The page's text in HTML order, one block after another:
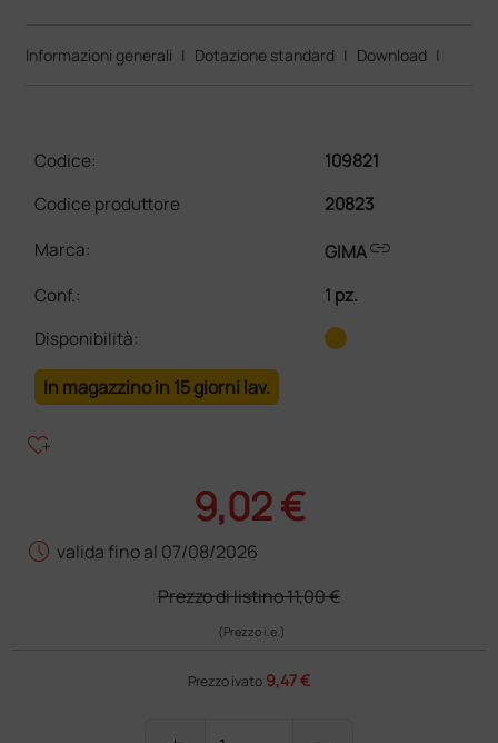
Informazioni generali | Dotazione standard | Download |
Codice:
109821
Codice produttore
20823
Marca:
GIMAlink
Conf.:
1 pz.
Disponibilità:
In magazzino in 15 giorni lav.
heart_plus
9,02 €
schedule valida fino al 07/08/2026
Prezzo di listino11,00 €
(Prezzo i.e.)
Prezzo ivato 9,47 €